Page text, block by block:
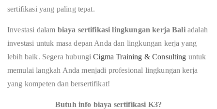
sertifikasi yang paling tepat.
Investasi dalam biaya sertifikasi lingkungan kerja Bali adalah
investasi untuk masa depan Anda dan lingkungan kerja yang
lebih baik. Segera hubungiCigma Training & Consulting untuk
memulai langkah Anda menjadi profesional lingkungan kerja
yang kompeten dan bersertifikat!
Butuh info biaya sertifikasi K3?